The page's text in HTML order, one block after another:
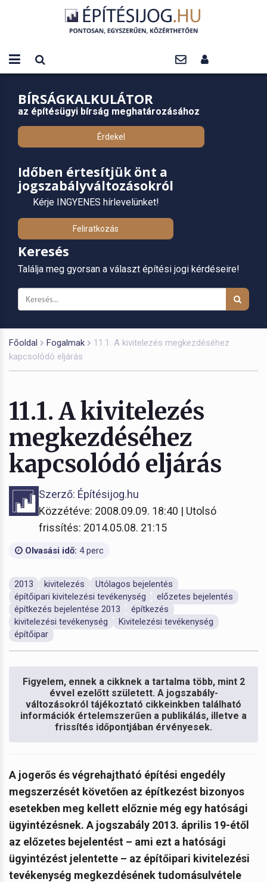
BÍRSÁGKALKULÁTOR
az építésügyi bírság meghatározásához
Érdekel
Időben értesítjük önt a
jogszabályváltozásokról
Kérje INGYENES hírlevelünket!
Feliratkozás
Keresés
Találja meg gyorsan a választ építési jogi kérdéseire!
Főoldal Fogalmak
11.1. A kivitelezés megkezdéséhez
kapcsolódó eljárás
11.1. A kivitelezés
megkezdéséhez
kapcsolódó eljárás
Szerző: Építésijog.hu
Közzétéve: 2008.09.09. 18:40 | Utolsó
frissítés: 2014.05.08. 21:15
Olvasási idő: 4 perc
2013 kivitelezés
Utólagos bejelentés
építőipari kivitelezési tevékenység
előzetes bejelentés
építkezés bejelentése 2013
építkezés
kivitelezési tevékenység
Kivitelezési tevékenység
építőipar
Figyelem, ennek a cikknek a tartalma több, mint 2
évvel ezelőtt született. A jogszabály-
változásokról tájékoztató cikkeinkben található
információk értelemszerűen a publikálás, illetve a
frissítés időpontjában érvényesek.
A jogerős és végrehajtható építési engedély
megszerzését követően az építkezést bizonyos
esetekben meg kellett előznie még egy hatósági
ügyintézésnek. A jogszabály 2013. április 19-étől
az előzetes bejelentést – ami ezt a hatósági
ügyintézést jelentette – az építőipari kivitelezési
tevékenység megkezdésének tudomásulvétele